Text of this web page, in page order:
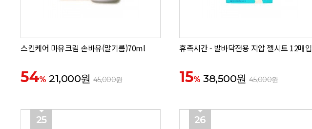
스킨케어 마유크림 손바유(말기름)70ml
54% 21,000원 45,000원
휴족시간 - 발바닥전용 지압 젤시트 12매입
15% 38,500원 45,000원
25 26